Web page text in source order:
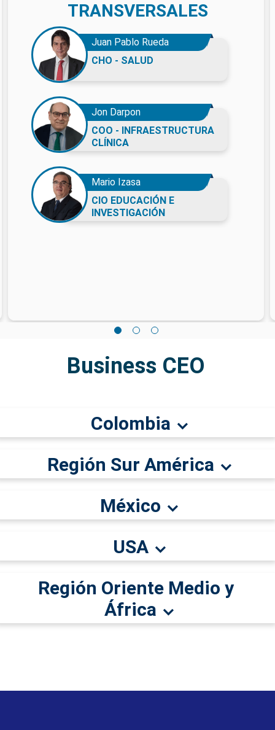
TRANSVERSALES
Juan Pablo Rueda
CHO - SALUD
Jon Darpon
COO - INFRAESTRUCTURA
CLÍNICA
Mario Izasa
CIO EDUCACIÓN E
INVESTIGACIÓN
Business CEO
Colombia
Región Sur América
México
USA
Región Oriente Medio y
África